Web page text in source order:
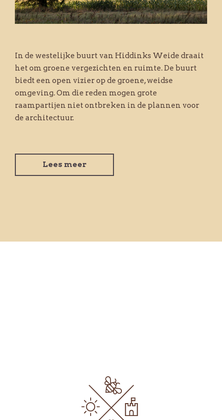
In de westelijke buurt van Hiddinks Weide draait
het om groene vergezichten en ruimte. De buurt
biedt een open vizier op de groene, weidse
omgeving. Om die reden mogen grote
raampartijen niet ontbreken in de plannen voor
de architectuur.
Lees meer